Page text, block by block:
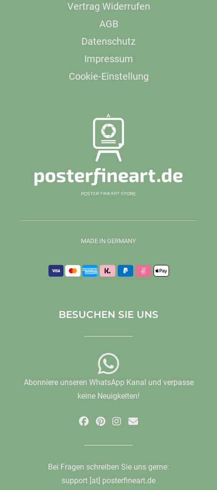
Vertrag Widerrufen
AGB
Datenschutz
Impressum
Cookie-Einstellung
MADE IN GERMANY
BESUCHEN SIE UNS
Abonniere unseren WhatsApp Kanal und verpasse
keine Neuigkeiten!
Bei Fragen schreiben Sie uns gerne:
support [at] posterfineart.de